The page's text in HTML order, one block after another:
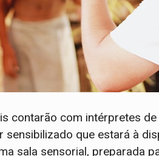
contarão com intérpretes
sensibilizado que estará à
sala sensorial, preparada